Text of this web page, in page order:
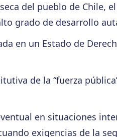
del pueblo de Chile,
grado de desarrollo
en un Estado de
de la “fuerza
en situaciones
exigencias de la